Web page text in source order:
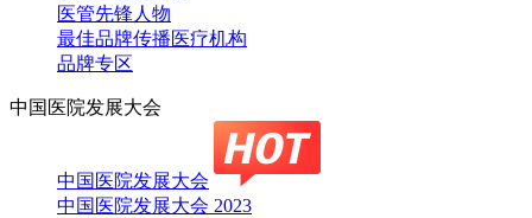
医管先锋人物
最佳品牌传播医疗机构
品牌专区
中国医院发展大会
中国医院发展大会
中国医院发展大会 2023